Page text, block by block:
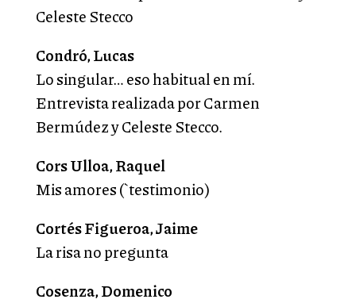
Celeste Stecco
Condró, Lucas
Lo singular… eso habitual en mí.
Entrevista realizada por Carmen
Bermúdez y Celeste Stecco.
Cors Ulloa, Raquel
Mis amores (`testimonio)
Cortés Figueroa, Jaime
La risa no pregunta
Cosenza, Domenico